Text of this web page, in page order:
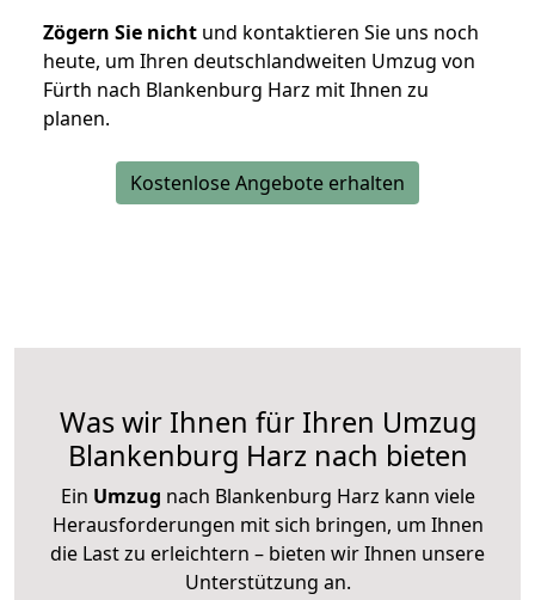
Zögern Sie nicht und kontaktieren Sie uns noch
heute, um Ihren deutschlandweiten Umzug von
Fürth nach Blankenburg Harz mit Ihnen zu
planen.
Kostenlose Angebote erhalten
Was wir Ihnen für Ihren Umzug
Blankenburg Harz nach bieten
Ein Umzug nach Blankenburg Harz kann viele
Herausforderungen mit sich bringen, um Ihnen
die Last zu erleichtern – bieten wir Ihnen unsere
Unterstützung an.